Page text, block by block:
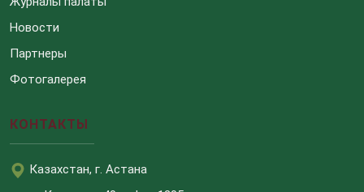
Новости
Партнеры
Фотогалерея
КОНТАКТЫ
Казахстан, г. Астана